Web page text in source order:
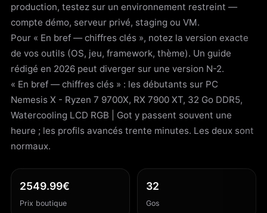
production, testez sur un environnement restreint —
compte démo, serveur privé, staging ou VM.
Pour « En bref — chiffres clés », notez la version exacte
de vos outils (OS, jeu, framework, thème). Un guide
rédigé en 2026 peut diverger sur une version N-2.
« En bref — chiffres clés » : les débutants sur PC
Nemesis X - Ryzen 7 9700X, RX 7900 XT, 32 Go DDR5,
Watercooling LCD RGB | Got y passent souvent une
heure ; les profils avancés trente minutes. Les deux sont
normaux.
2549.99€
Prix boutique
32
Gos